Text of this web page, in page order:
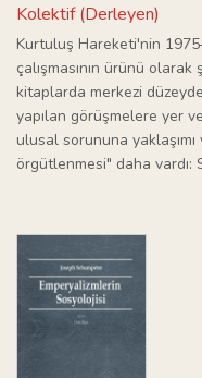
Kolektif (Derleyen)
Kurtuluş Hareketi'nin
çalışmasının ürünü
kitaplarda merkezi
yapılan görüşmelere yer
ulusal sorununa
örgütlenmesi" daha vardı: